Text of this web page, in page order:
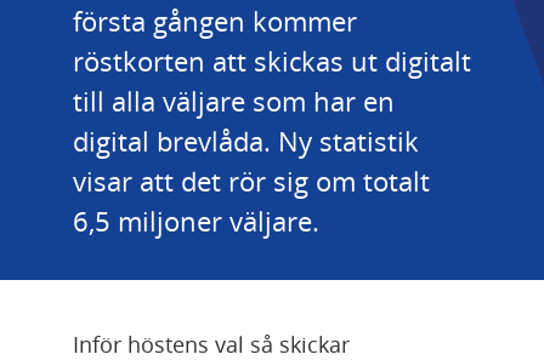
första gången kommer
röstkorten att skickas ut digitalt
till alla väljare som har en
digital brevlåda. Ny statistik
visar att det rör sig om totalt
6,5 miljoner väljare.
Inför höstens val så skickar